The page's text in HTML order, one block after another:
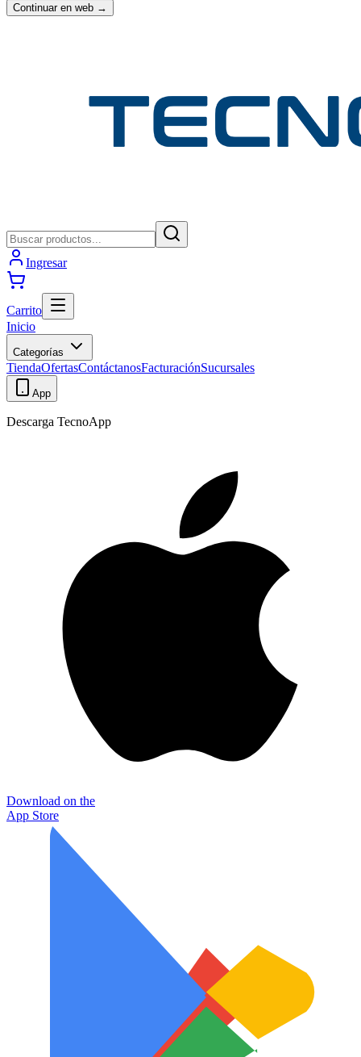
Continuar en web →
Ingresar
Carrito
Inicio
Categorías
TiendaOfertasContáctanosFacturaciónSucursales
App
Descarga TecnoApp
Download on the
App Store